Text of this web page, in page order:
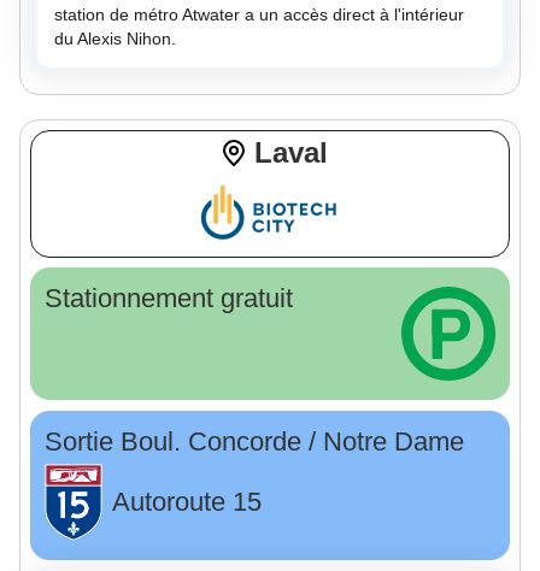
station de métro Atwater a un accès direct à l'intérieur
du Alexis Nihon.
Laval
Stationnement gratuit
Sortie Boul. Concorde / Notre Dame
Autoroute 15